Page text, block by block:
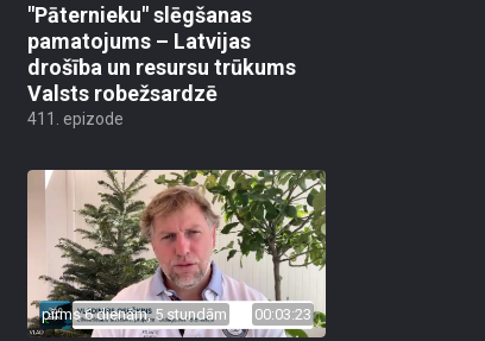
"Pāternieku" slēgšanas
pamatojums – Latvijas
drošība un resursu trūkums
Valsts robežsardzē
411. epizode
pirms 6 dienām, 5 stundām 00:03:23